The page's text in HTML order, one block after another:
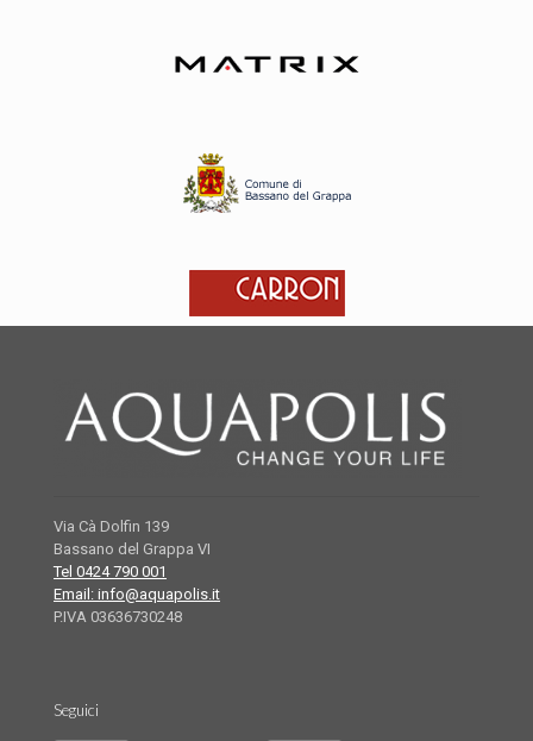
Via Cà Dolfin 139
Bassano del Grappa VI
Tel 0424 790 001
Email: info@aquapolis.it
P.IVA 03636730248
Seguici